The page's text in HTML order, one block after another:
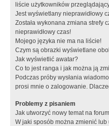
liście użytkowników
Jest wyświetlany nieprawidłowy
Została wykonana zmiana strefy
nieprawidłowy czas!
Mojego języka nie ma na liście!
Czym są obrazki wyświetlane
Jak wyświetlić awatar?
Co to jest ranga i jak można ją
Podczas próby wysłania
prosi mnie o zalogowanie.
Problemy z pisaniem
Jak utworzyć nowy temat na
W jaki sposób można zmienić lub